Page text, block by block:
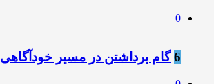
0
6 گام برداشتن در مسیر خودآگاهی